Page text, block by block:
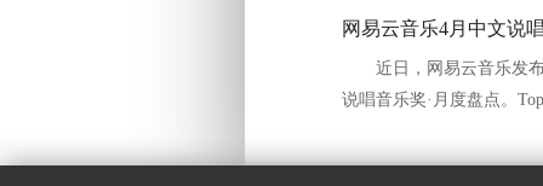
网易云音乐4月中文说
月度盘点 加木、万妮
近日，网易云音乐发布
说唱音乐奖·月度盘点。